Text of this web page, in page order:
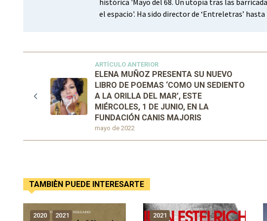
histórica 'Mayo del 68. Un utopía tras las
el espacio'. Ha sido director de ‘Entreletras’ hasta
ARTÍCULO ANTERIOR
mayo de 2022
ELENA MUÑOZ PRESENTA SU NUEVO
LIBRO DE POEMAS ‘COMO UN SEDIENTO
A LA ORILLA DEL MAR’, ESTE
MIÉRCOLES, 1 DE JUNIO, EN LA
FUNDACIÓN CANIS MAJORIS
TAMBIÈN PUEDE INTERESARTE
2020 2021 2021